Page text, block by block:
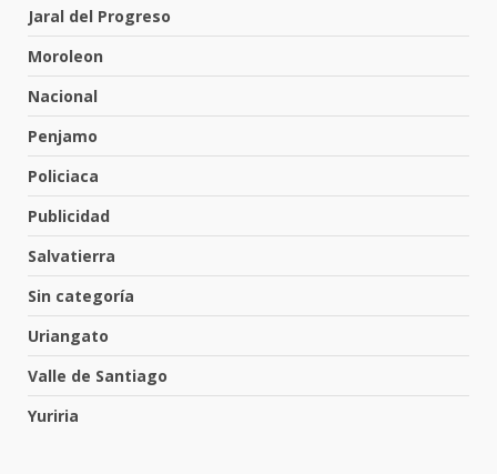
Jaral del Progreso
Moroleon
Nacional
Penjamo
Policiaca
Publicidad
Salvatierra
Sin categoría
Uriangato
Valle de Santiago
Yuriria
6
Emboscada a policías en Yuriria
31 de julio de 2026
7
30 de julio de 2026
1
El Pbro. Mario Alberto Pérez
parroquia de Guarapo
FISCALÍA GENERAL DEL ESTADO